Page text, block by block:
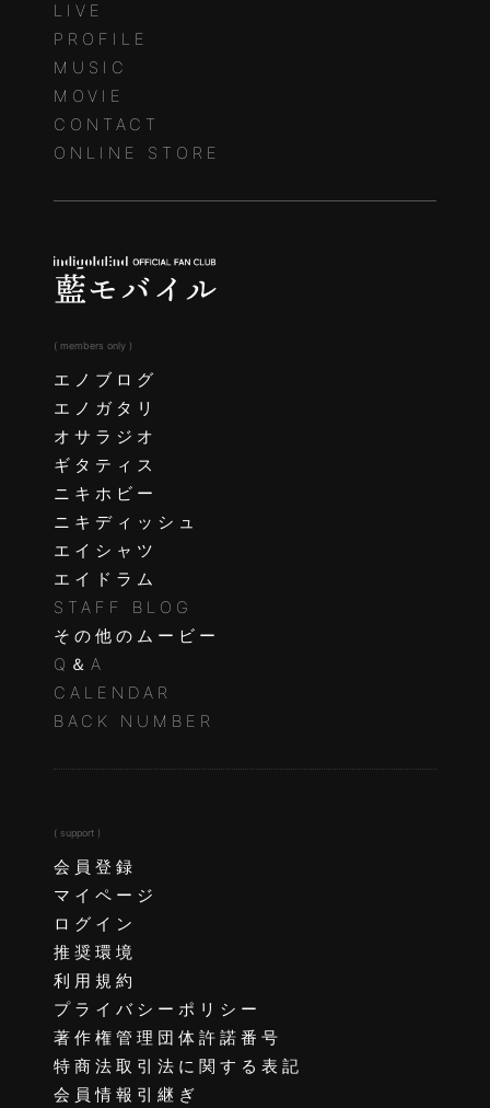
LIVE
PROFILE
MUSIC
MOVIE
CONTACT
ONLINE STORE
( members only )
エノブログ
エノガタリ
オサラジオ
ギタティス
ニキホビー
ニキディッシュ
エイシャツ
エイドラム
STAFF BLOG
その他のムービー
Q＆A
CALENDAR
BACK NUMBER
( support )
会員登録
マイページ
ログイン
推奨環境
利用規約
プライバシーポリシー
著作権管理団体許諾番号
特商法取引法に関する表記
会員情報引継ぎ